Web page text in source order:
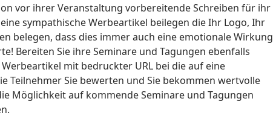
vor ihrer Veranstaltung vorbereitende Schreiben für ihr
sympathische Werbeartikel beilegen die Ihr Logo, Ihr
belegen, dass dies immer auch eine emotionale Wirkung
Bereiten Sie ihre Seminare und Tagungen ebenfalls
mit bedruckter URL bei die auf eine
Sie bewerten und Sie bekommen wertvolle
Möglichkeit auf kommende Seminare und Tagungen